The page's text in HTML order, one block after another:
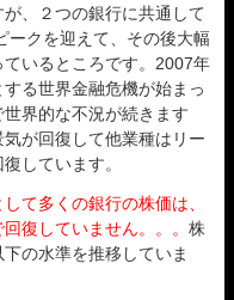
、２つの銀行に共通して
ークを迎えて、その後大幅
いるところです。2007年
る世界金融危機が始まっ
界的な不況が続きます
が回復して他業種はリー
しています。
て多くの銀行の株価は、
復していません。。。 株
の水準を推移していま